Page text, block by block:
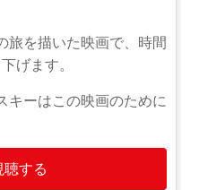
旅を描いた映画で、時間
げます。
キーはこの映画のために
聴する